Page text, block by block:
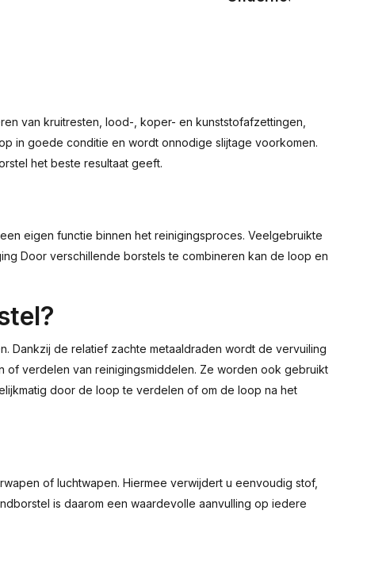
van kruitresten, lood-, koper- en kunststofafzettingen,
in goede conditie en wordt onnodige slijtage voorkomen.
het beste resultaat geeft.
eigen functie binnen het reinigingsproces. Veelgebruikte
Door verschillende borstels te combineren kan de loop en
Dankzij de relatief zachte metaaldraden wordt de vervuiling
verdelen van reinigingsmiddelen. Ze worden ook gebruikt
door de loop te verdelen of om de loop na het
of luchtwapen. Hiermee verwijdert u eenvoudig stof,
is daarom een waardevolle aanvulling op iedere